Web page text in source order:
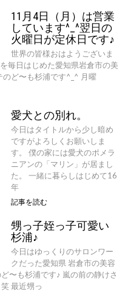
11月4日（月）は営業
しています^_^翌日の
火曜日が定休日です♪
世界の皆様おはようございま
毎日はじめた愛知県岩倉市の美
のど〜も杉浦です^_^ 月曜
愛犬との別れ。
今日はタイトルから少し暗め
ですがよろしくお願いしま
す。 僕の家には愛犬のポメラ
ニアンの「マリン」が居まし
た。 一緒に暮らしはじめて16
年
記事を読む
甥っ子姪っ子可愛い
杉浦♪
今日はゆっくりのサロンワー
クだった愛知県 岩倉市の美容
〜も杉浦です♪ 嵐の前の静けさ
最近甥っ